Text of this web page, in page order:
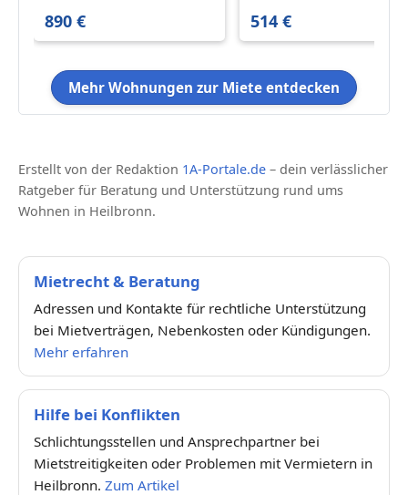
890 € 514 €
Mehr Wohnungen zur Miete entdecken
Erstellt von der Redaktion 1A-Portale.de – dein verlässlicher
Ratgeber für Beratung und Unterstützung rund ums
Wohnen in Heilbronn.
Mietrecht & Beratung
Adressen und Kontakte für rechtliche Unterstützung
bei Mietverträgen, Nebenkosten oder Kündigungen.
Mehr erfahren
Hilfe bei Konflikten
Schlichtungsstellen und Ansprechpartner bei
Mietstreitigkeiten oder Problemen mit Vermietern in
Heilbronn. Zum Artikel